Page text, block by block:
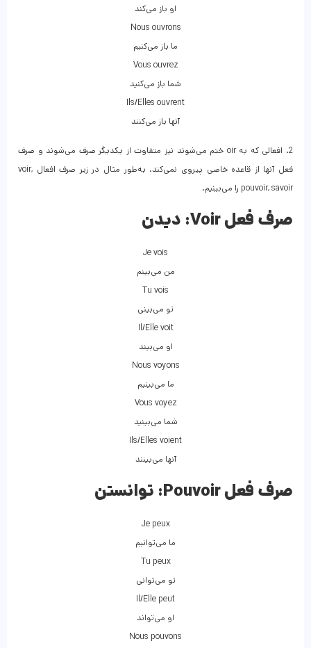
او باز می‌کند
Nous ouvrons
ما باز می‌کنیم
Vous ouvrez
شما باز می‌کنید
Ils/Elles ouvrent
آنها باز می‌کنند
2. افعالی که به oir ختم می‌شوند نیز متفاوت از یکدیگر صرف می‌شوند و صرف
فعل آنها از قاعده خاصی پیروی نمی‌کند. به‌طور مثال در زیر صرف افعال voir,
pouvoir, savoir را می‌بینیم.
صرف فعل Voir: دیدن
Je vois
من می‌بینم
Tu vois
تو می‌بینی
Il/Elle voit
او می‌بیند
Nous voyons
ما می‌بینیم
Vous voyez
شما می‌بینید
Ils/Elles voient
آنها می‌بینند
صرف فعل Pouvoir: توانستن
Je peux
ما می‌توانیم
Tu peux
تو می‌توانی
Il/Elle peut
او می‌تواند
Nous pouvons